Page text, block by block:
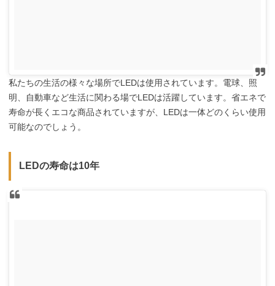
私たちの生活の様々な場所でLEDは使用されています。電球、照
明、自動車など生活に関わる場でLEDは活躍しています。省エネで
寿命が長くエコな商品されていますが、LEDは一体どのくらい使用
可能なのでしょう。
LEDの寿命は10年